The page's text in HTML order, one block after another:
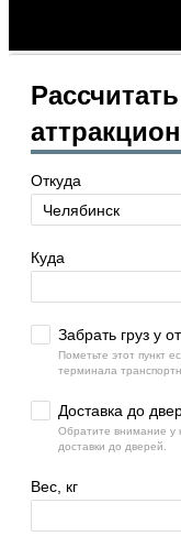
Откуда
Куда
Забрать груз у
Пометьте этот пункт
терминала
Доставка до
Обратите внимание у
доставки до дверей.
Вес, кг